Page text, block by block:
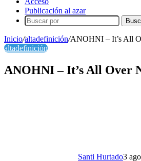
Publicación al azar
Inicio/altadefinición/ANOHNI – It’s All
altadefinición
ANOHNI – It’s All Over
Santi Hurtado3